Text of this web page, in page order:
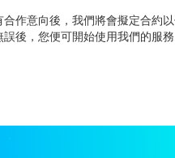
作意向後，我們將會擬定合約
後，您便可開始使用我們的服務